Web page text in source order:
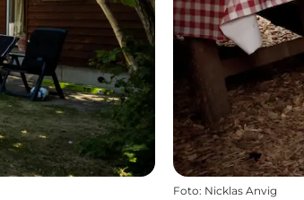
Foto: Nicklas Anvig